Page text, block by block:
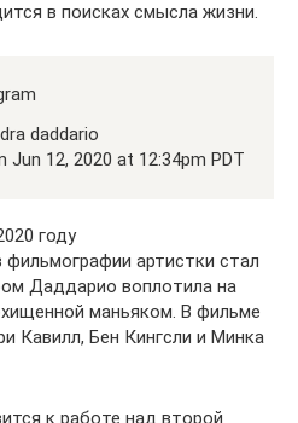
в поисках смысла жизни.
daddario
Jun 12, 2020 at 12:34pm PDT
году
фильмографии артистки стал
Даддарио воплотила на
маньяком. В фильме
Кавилл, Бен Кингсли и Минка
к работе над второй